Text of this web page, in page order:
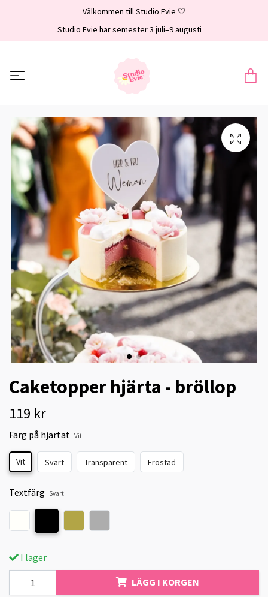
Välkommen till Studio Evie 🤍
Studio Evie har semester 3 juli–9 augusti
Caketopper hjärta - bröllop
119 kr
Färg på hjärtat Vit
Vit Svart Transparent Frostad
Textfärg Svart
I lager
LÄGG I KORGEN